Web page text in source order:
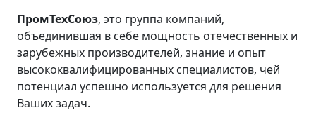
ПромТехСоюз, это группа компаний,
объединившая в себе мощность отечественных и
зарубежных производителей, знание и опыт
высококвалифицированных специалистов, чей
потенциал успешно используется для решения
Ваших задач.